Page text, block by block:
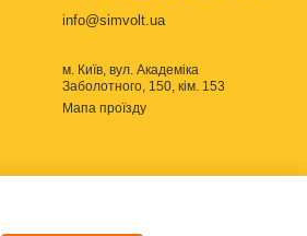
info@simvolt.ua
м. Київ, вул. Академіка
Заболотного, 150, кім. 153
Мапа проїзду